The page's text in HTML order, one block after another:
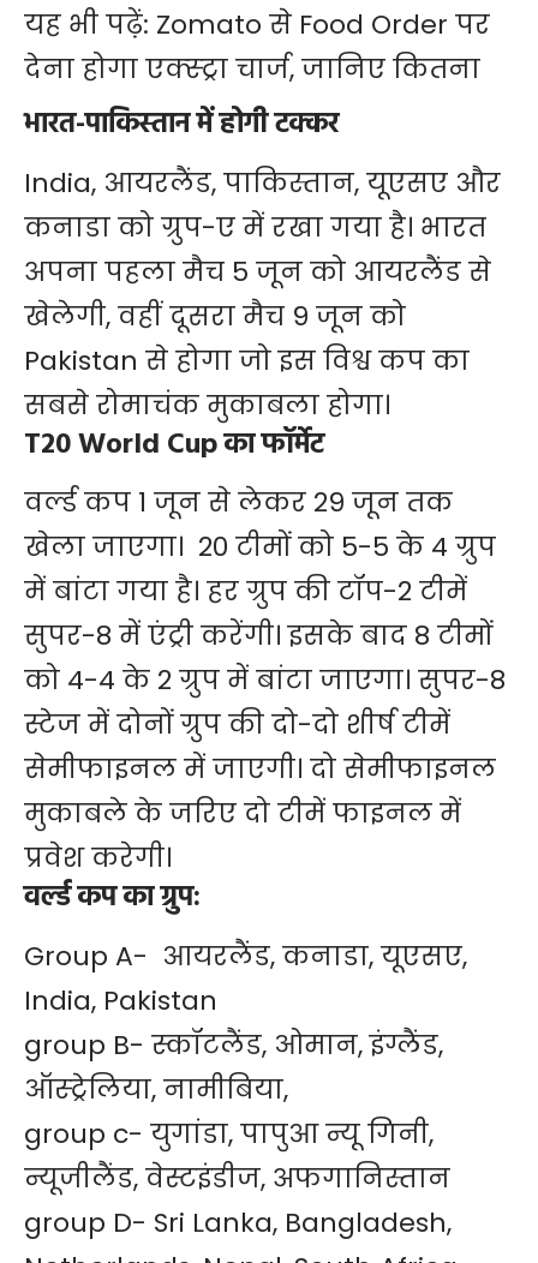
यह भी पढ़ें: Zomato से Food Order पर
देना होगा एक्स्ट्रा चार्ज, जानिए कितना
भारत-पाकिस्तान में होगी टक्कर
India, आयरलैंड, पाकिस्तान, यूएसए और
कनाडा को ग्रुप-ए में रखा गया है। भारत
अपना पहला मैच 5 जून को आयरलैंड से
खेलेगी, वहीं दूसरा मैच 9 जून को
Pakistan से होगा जो इस विश्व कप का
सबसे रोमाचंक मुकाबला होगा।
T20 World Cup का फॉर्मेट
वर्ल्ड कप 1 जून से लेकर 29 जून तक
खेला जाएगा। 20 टीमों को 5-5 के 4 ग्रुप
में बांटा गया है। हर ग्रुप की टॉप-2 टीमें
सुपर-8 में एंट्री करेंगी। इसके बाद 8 टीमों
को 4-4 के 2 ग्रुप में बांटा जाएगा। सुपर-8
स्टेज में दोनों ग्रुप की दो-दो शीर्ष टीमें
सेमीफाइनल में जाएगी। दो सेमीफाइनल
मुकाबले के जरिए दो टीमें फाइनल में
प्रवेश करेगी।
वर्ल्ड कप का ग्रुप:
Group A- आयरलैंड, कनाडा, यूएसए,
India, Pakistan
group B- स्कॉटलैंड, ओमान, इंग्लैंड,
ऑस्ट्रेलिया, नामीबिया,
group c- युगांडा, पापुआ न्यू गिनी,
न्यूजीलैंड, वेस्टइंडीज, अफगानिस्तान
group D- Sri Lanka, Bangladesh,